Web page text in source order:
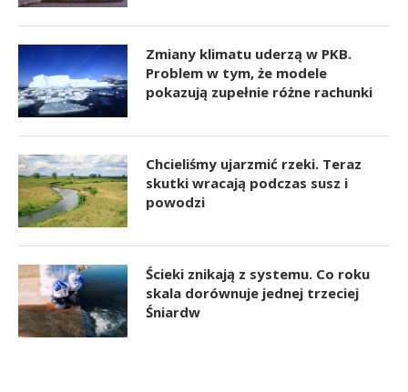
Zmiany klimatu uderzą w PKB.
Problem w tym, że modele
pokazują zupełnie różne rachunki
Chcieliśmy ujarzmić rzeki. Teraz
skutki wracają podczas susz i
powodzi
Ścieki znikają z systemu. Co roku
skala dorównuje jednej trzeciej
Śniardw